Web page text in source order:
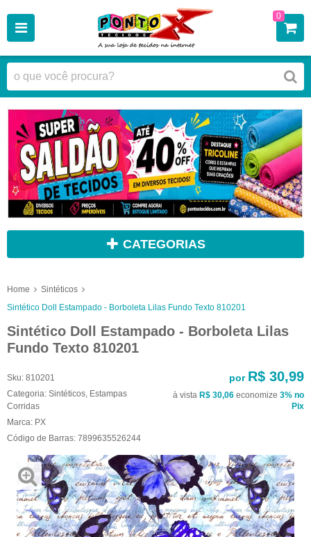
0
CATEGORIAS
Home
Sintéticos
Sintético Doll Estampado - Borboleta Lilas Fundo Texto 810201
Sintético Doll Estampado - Borboleta Lilas
Fundo Texto 810201
Sku: 810201
Categoria: Sintéticos, Estampas
Corridas
Marca: PX
Código de Barras: 7899635526244
por R$ 30,99
à vista R$ 30,06 economize 3% no
Pix